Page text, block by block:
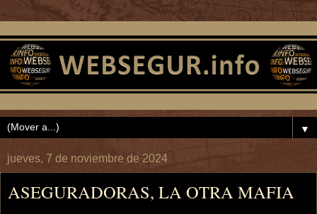
▼
jueves, 7 de noviembre de 2024
ASEGURADORAS, LA OTRA MAFIA